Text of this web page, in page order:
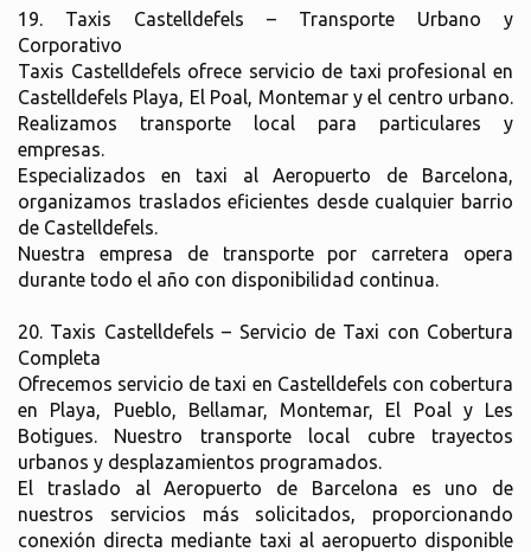
19. Taxis Castelldefels – Transporte Urbano y
Corporativo
Taxis Castelldefels ofrece servicio de taxi profesional en
Castelldefels Playa, El Poal, Montemar y el centro urbano.
Realizamos transporte local para particulares y
empresas.
Especializados en taxi al Aeropuerto de Barcelona,
organizamos traslados eficientes desde cualquier barrio
de Castelldefels.
Nuestra empresa de transporte por carretera opera
durante todo el año con disponibilidad continua.
20. Taxis Castelldefels – Servicio de Taxi con Cobertura
Completa
Ofrecemos servicio de taxi en Castelldefels con cobertura
en Playa, Pueblo, Bellamar, Montemar, El Poal y Les
Botigues. Nuestro transporte local cubre trayectos
urbanos y desplazamientos programados.
El traslado al Aeropuerto de Barcelona es uno de
nuestros servicios más solicitados, proporcionando
conexión directa mediante taxi al aeropuerto disponible